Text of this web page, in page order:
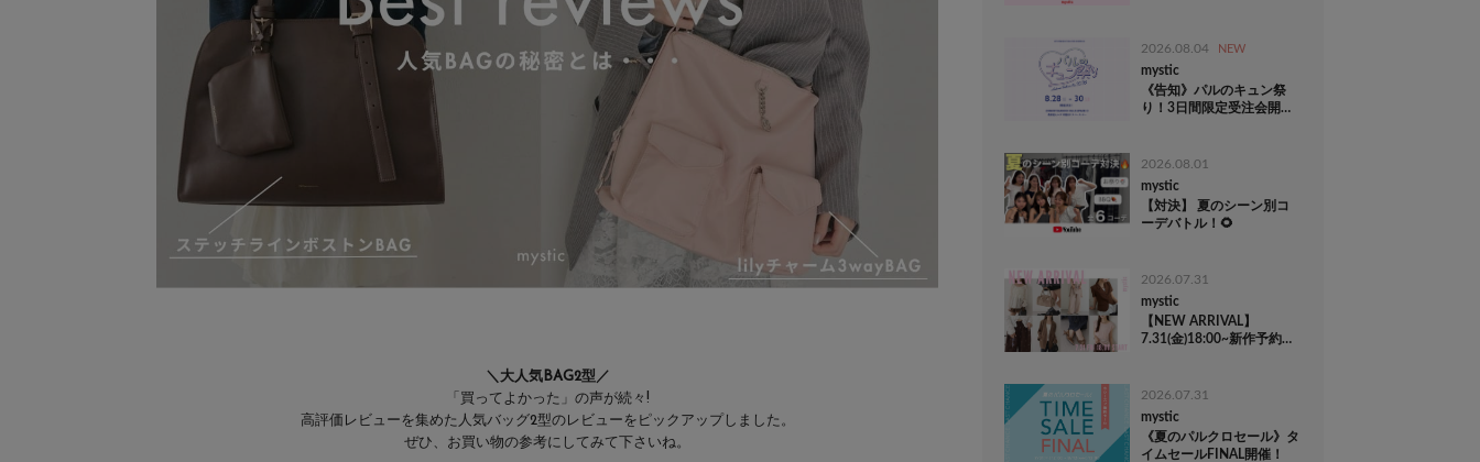
＼大人気BAG2型／
「買ってよかった」の声が続々!
高評価レビューを集めた人気バッグ2型のレビューをピックアップしました。
ぜひ、お買い物の参考にしてみて下さいね。
2026.08.04 NEW
mystic
《告知》パルのキュン祭
り！3日間限定受注会開
2026.08.01
mystic
【対決】 夏のシーン別コ
ーデバトル！🌻
2026.07.31
mystic
【NEW ARRIVAL】
7.31(金)18:00~新作予約ス
2026.07.31
mystic
《夏のパルクロセール》タ
イムセールFINAL開催！